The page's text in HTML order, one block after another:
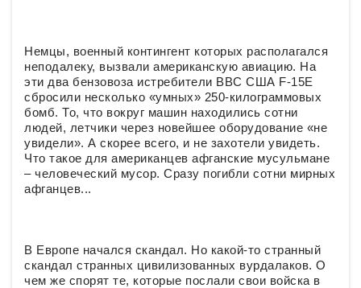
Немцы, военный контингент которых располагался
неподалеку, вызвали американскую авиацию. На
эти два бензовоза истребители ВВС США F-15E
сбросили несколько «умных» 250-килограммовых
бомб. То, что вокруг машин находились сотни
людей, летчики через новейшее оборудование «не
увидели». А скорее всего, и не захотели увидеть.
Что такое для американцев афганские мусульмане
– человеческий мусор. Сразу погибли сотни мирных
афганцев...
В Европе начался скандал. Но какой-то странный
скандал странных цивилизованных вурдалаков. О
чем же спорят те, которые послали свои войска в